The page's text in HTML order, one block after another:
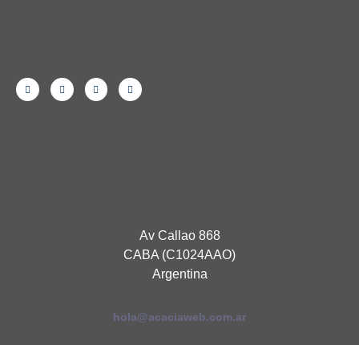
Av Callao 868
CABA (C1024AAO)
Argentina
hola@acaciaweb.com.ar